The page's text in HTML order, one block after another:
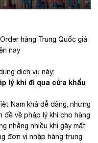
hàng Trung Quốc giá
nay
dịch vụ này:
lý khi đi qua cửa khẩu
Nam khá dễ dàng, nhưng
đề về pháp lý khi cho hàng
nhằng nhiều khi gây mất
đơn vị nhập hàng trung